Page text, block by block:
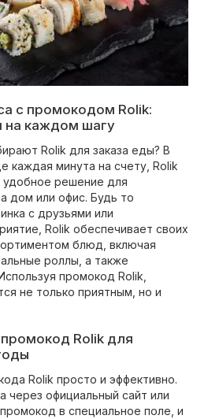
с промокодом Rolik:
на каждом шагу
Rolik для заказа еды? В
каждая минута на счету, Rolik
удобное решение для
дом или офис. Будь то
с друзьями или
Rolik обеспечивает своих
блюд, включая
роллы, а также
промокод Rolik,
не только приятным, но и
Rolik для
Rolik просто и эффективно.
через официальный сайт или
в специальное поле, и